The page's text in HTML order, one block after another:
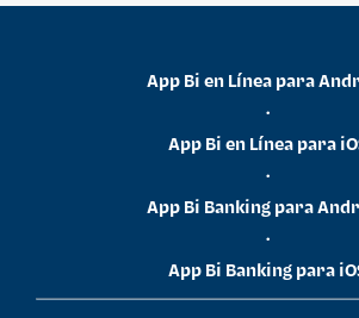
App Bi en Línea para
•
App Bi en Línea para
•
App Bi Banking para
•
App Bi Banking para